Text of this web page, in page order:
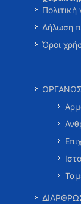
Δήλωση
Όροι